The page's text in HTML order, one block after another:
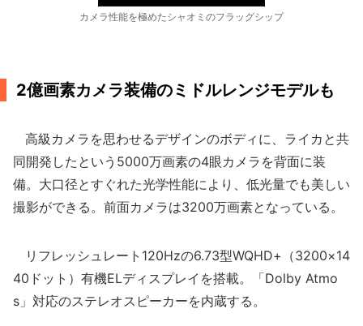
カメラ性能を極めたシャオミのフラッグシップ
2億画素カメラ装備のミドルレンジモデルも
高級カメラを思わせるデザインのボディに、ライカと共
同開発したという5000万画素の4眼カメラを背面に装
備。大口径とすぐれた光学性能により、低光量でも美しい
撮影ができる。前面カメラは3200万画素となっている。
リフレッシュレート120Hzの6.73型WQHD+（3200×14
40ドット）有機ELディスプレイを搭載。「Dolby Atmo
s」対応のステレオスピーカーを内蔵する。